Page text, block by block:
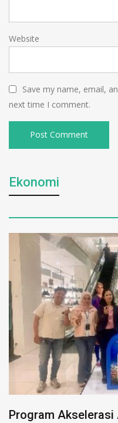
Website
Save my name, email,
next time I comment.
Ekonomi
Program Akselerasi